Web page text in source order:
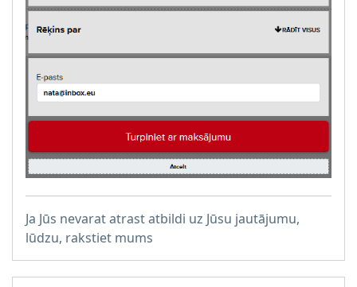
Ja Jūs nevarat atrast atbildi uz Jūsu jautājumu,
lūdzu, rakstiet mums